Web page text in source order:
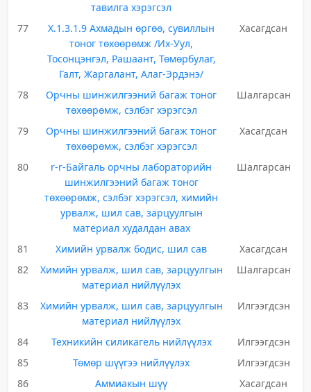
тавилга хэрэгсэл
77
X.1.3.1.9 Ахмадын өргөө, сувиллын
тоног төхөөрөмж /Их-Уул,
Тосонцэнгэл, Рашаант, Төмөрбулаг,
Галт, Жаргалант, Алаг-Эрдэнэ/
Хасагдсан
78
Орчны шинжилгээний багаж тоног
төхөөрөмж, сэлбэг хэрэгсэл
Шалгарсан
79
Орчны шинжилгээний багаж тоног
төхөөрөмж, сэлбэг хэрэгсэл
Хасагдсан
80
r-r-Байгаль орчны лабораторийн
шинжилгээний багаж тоног
төхөөрөмж, сэлбэг хэрэгсэл, химийн
урвалж, шил сав, зарцуулгын
материал худалдан авах
Шалгарсан
81 Химийн урвалж бодис, шил сав
Хасагдсан
82
Химийн урвалж, шил сав, зарцуулгын
материал нийлүүлэх
Шалгарсан
83
Химийн урвалж, шил сав, зарцуулгын
материал нийлүүлэх
Илгээгдсэн
84 Техникийн силикагель нийлүүлэх
Илгээгдсэн
85
Төмөр шүүгээ нийлүүлэх
Илгээгдсэн
86
Аммиакын шүү
Хасагдсан